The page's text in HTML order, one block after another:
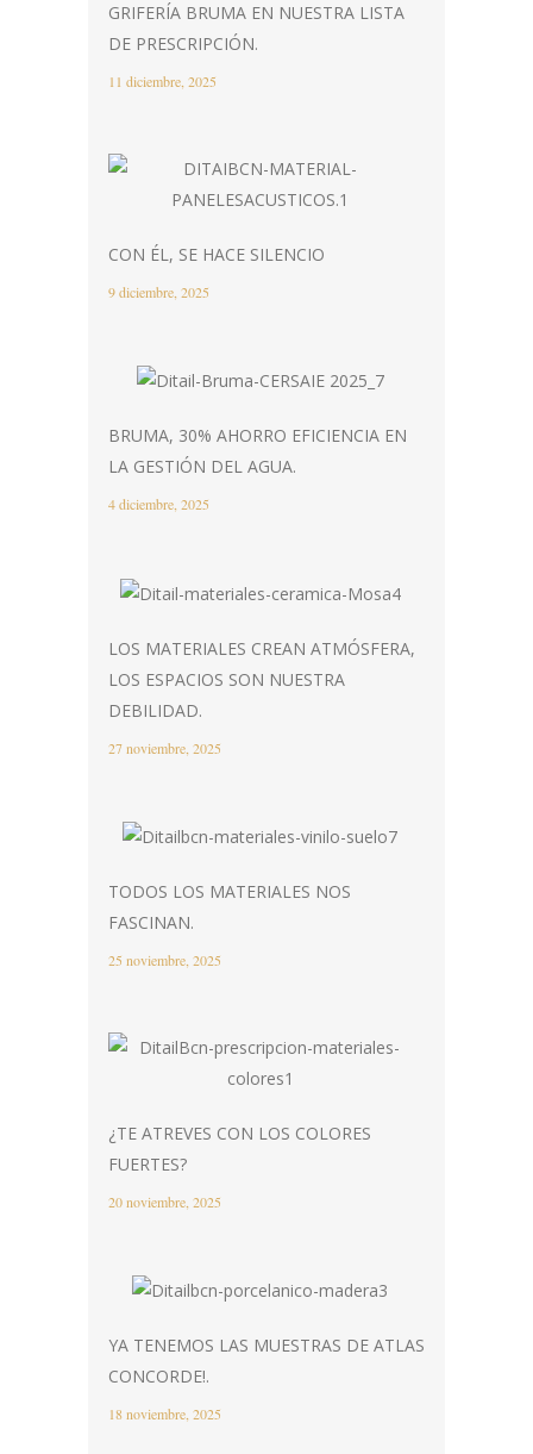
GRIFERÍA BRUMA EN NUESTRA LISTA
DE PRESCRIPCIÓN.
11 diciembre, 2025
CON ÉL, SE HACE SILENCIO
9 diciembre, 2025
BRUMA, 30% AHORRO EFICIENCIA EN
LA GESTIÓN DEL AGUA.
4 diciembre, 2025
LOS MATERIALES CREAN ATMÓSFERA,
LOS ESPACIOS SON NUESTRA
DEBILIDAD.
27 noviembre, 2025
TODOS LOS MATERIALES NOS
FASCINAN.
25 noviembre, 2025
¿TE ATREVES CON LOS COLORES
FUERTES?
20 noviembre, 2025
YA TENEMOS LAS MUESTRAS DE ATLAS
CONCORDE!.
18 noviembre, 2025